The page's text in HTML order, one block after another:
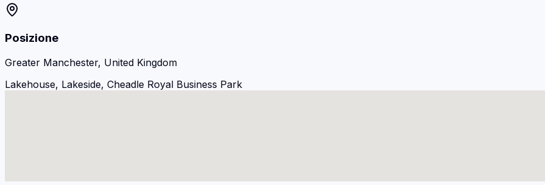
Posizione
Greater Manchester, United Kingdom
Lakehouse, Lakeside, Cheadle Royal Business Park